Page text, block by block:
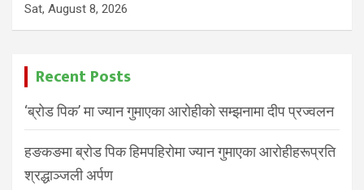
Sat, August 8, 2026
Recent Posts
‘ब्रोड पिक’ मा ज्यान गुमाएका आरोहीको सम्झनामा दीप प्रज्वलन
हङकङमा ब्रोड पिक हिमपहिरोमा ज्यान गुमाएका आरोहीहरूप्रति
श्रद्धाञ्जली अर्पण